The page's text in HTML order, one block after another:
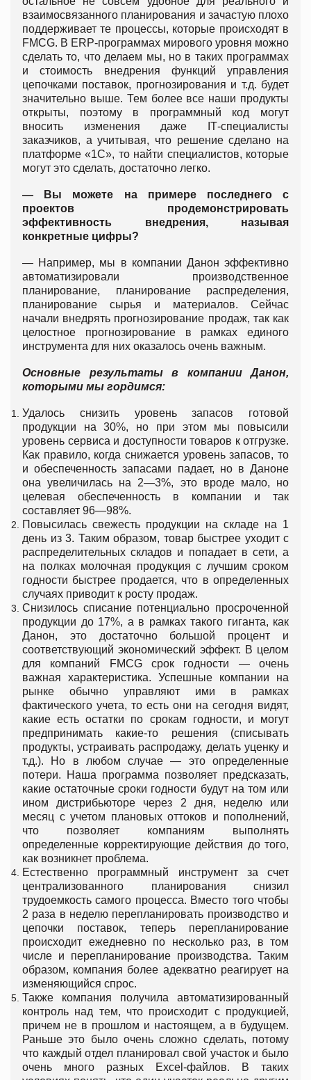
взаимосвязанного планирования и зачастую плохо
поддерживает те процессы, которые происходят в
FMСG. В ERP-программах мирового уровня можно
сделать то, что делаем мы, но в таких программах
и стоимость внедрения функций управления
цепочками поставок, прогнозирования и т.д. будет
значительно выше. Тем более все наши продукты
открыты, поэтому в программный код могут
вносить изменения даже IТ-специалисты
заказчиков, а учитывая, что решение сделано на
платформе «1С», то найти специалистов, которые
могут это сделать, достаточно легко.
— Вы можете на примере последнего с
проектов продемонстрировать
эффективность внедрения, называя
конкретные цифры?
— Например, мы в компании Данон эффективно
автоматизировали производственное
планирование, планирование распределения,
планирование сырья и материалов. Сейчас
начали внедрять прогнозирование продаж, так как
целостное прогнозирование в рамках единого
инструмента для них оказалось очень важным.
Основные результаты в компании Данон,
которыми мы гордимся:
Удалось снизить уровень запасов готовой
продукции на 30%, но при этом мы повысили
уровень сервиса и доступности товаров к отгрузке.
Как правило, когда снижается уровень запасов, то
и обеспеченность запасами падает, но в Даноне
она увеличилась на 2—3%, это вроде мало, но
целевая обеспеченность в компании и так
составляет 96—98%.
Повысилась свежесть продукции на складе на 1
день из 3. Таким образом, товар быстрее уходит с
распределительных складов и попадает в сети, а
на полках молочная продукция с лучшим сроком
годности быстрее продается, что в определенных
случаях приводит к росту продаж.
Снизилось списание потенциально просроченной
продукции до 17%, а в рамках такого гиганта, как
Данон, это достаточно большой процент и
соответствующий экономический эффект. В целом
для компаний FMСG срок годности — очень
важная характеристика. Успешные компании на
рынке обычно управляют ими в рамках
фактического учета, то есть они на сегодня видят,
какие есть остатки по срокам годности, и могут
предпринимать какие-то решения (списывать
продукты, устраивать распродажу, делать уценку и
т.д.). Но в любом случае — это определенные
потери. Наша программа позволяет предсказать,
какие остаточные сроки годности будут на том или
ином дистрибьюторе через 2 дня, неделю или
месяц с учетом плановых оттоков и пополнений,
что позволяет компаниям выполнять
определенные корректирующие действия до того,
как возникнет проблема.
Естественно программный инструмент за счет
централизованного планирования снизил
трудоемкость самого процесса. Вместо того чтобы
2 раза в неделю перепланировать производство и
цепочки поставок, теперь перепланирование
происходит ежедневно по несколько раз, в том
числе и перепланирование производства. Таким
образом, компания более адекватно реагирует на
изменяющийся спрос.
Также компания получила автоматизированный
контроль над тем, что происходит с продукцией,
причем не в прошлом и настоящем, а в будущем.
Раньше это было очень сложно сделать, потому
что каждый отдел планировал свой участок и было
очень много разных Excel-файлов. В таких